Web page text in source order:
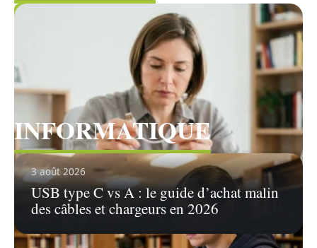
3 août 2026
USB type C vs A : le guide d’achat malin
des câbles et chargeurs en 2026
Voir tous les articles
INFORMATIQUE
Voir tous les articles